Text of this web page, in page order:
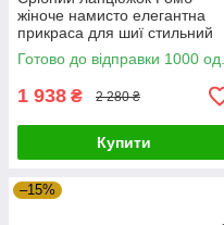
жіноче намисто елегантна
прикраса для шиї стильний
аксесуар
Готово до відправки 1000 од.
1 938 ₴ 2 280 ₴
Купити
–15%